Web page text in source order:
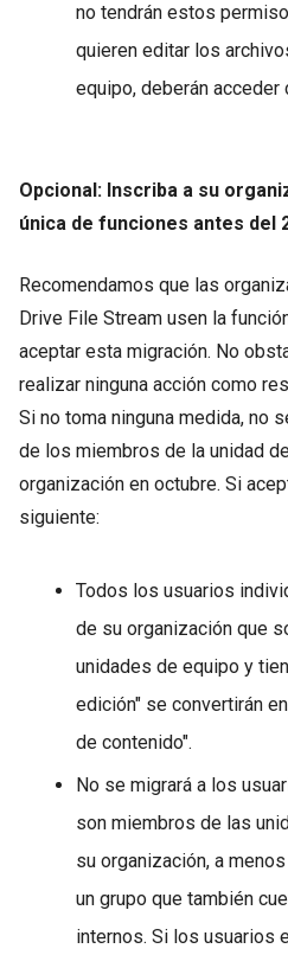
no tendrán estos
quieren editar los
equipo, deberán acceder
Opcional: Inscriba a su
única de funciones antes del
Recomendamos que las
Drive File Stream usen la
aceptar esta migración. No
realizar ninguna acción como
Si no toma ninguna medida, no
de los miembros de la unidad
organización en octubre. Si
siguiente:
Todos los usuarios
de su organización que
unidades de equipo y
edición" se convertirán
de contenido".
No se migrará a los
son miembros de las
su organización, a
un grupo que también
internos. Si los usuarios